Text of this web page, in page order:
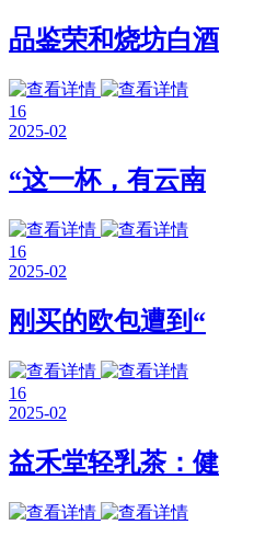
品鉴荣和烧坊白酒
16
2025-02
“这一杯，有云南
16
2025-02
刚买的欧包遭到“
16
2025-02
益禾堂轻乳茶：健